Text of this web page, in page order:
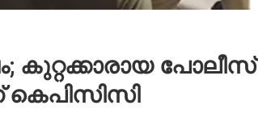
കുറ്റക്കാരായ പോലീസ്